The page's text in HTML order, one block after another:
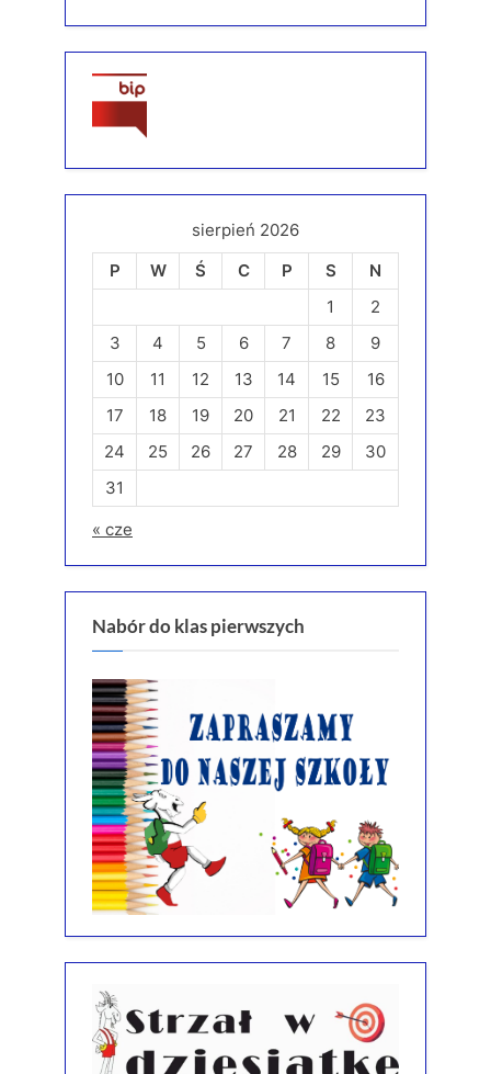
sierpień 2026
P
W Ś C P S
N
1
2
3
4 5 6 7 8
9
10
11 12 13 14 15
16
17
18 19 20 21 22
23
24
25 26 27 28 29
30
31
« cze
Nabór do klas pierwszych